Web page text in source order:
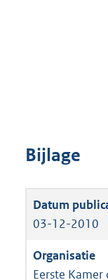
Bijlage
03-12-2010
Eerste